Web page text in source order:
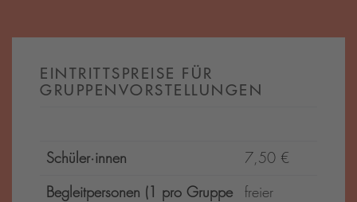
EINTRITTSPREISE FÜR
GRUPPENVORSTELLUNGEN
Schüler·innen
7,50 €
Begleitpersonen (1 pro Gruppe
freier